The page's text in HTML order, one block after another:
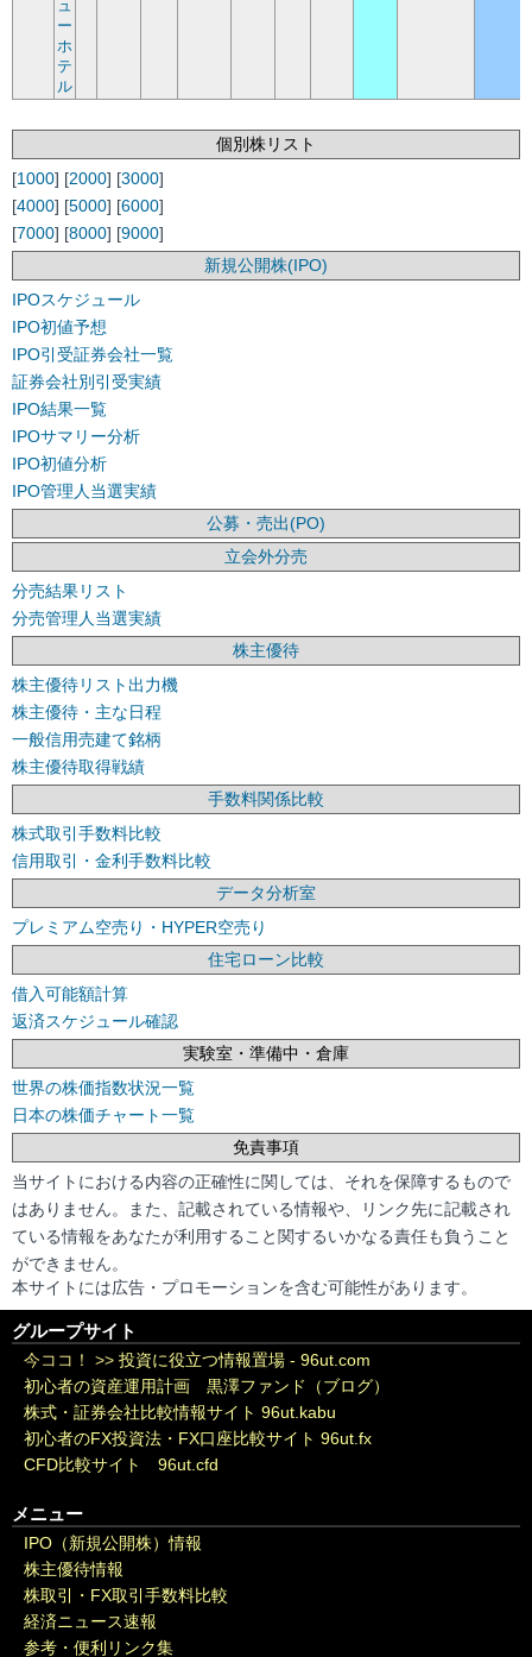
ュ
ー
ホ
テ
ル
個別株リスト
[1000] [2000] [3000]
[4000] [5000] [6000]
[7000] [8000] [9000]
新規公開株(IPO)
IPOスケジュール
IPO初値予想
IPO引受証券会社一覧
証券会社別引受実績
IPO結果一覧
IPOサマリー分析
IPO初値分析
IPO管理人当選実績
公募・売出(PO)
立会外分売
分売結果リスト
分売管理人当選実績
株主優待
株主優待リスト出力機
株主優待・主な日程
一般信用売建て銘柄
株主優待取得戦績
手数料関係比較
株式取引手数料比較
信用取引・金利手数料比較
データ分析室
プレミアム空売り・HYPER空売り
住宅ローン比較
借入可能額計算
返済スケジュール確認
実験室・準備中・倉庫
世界の株価指数状況一覧
日本の株価チャート一覧
免責事項
当サイトにおける内容の正確性に関しては、それを保障するもので
はありません。また、記載されている情報や、リンク先に記載され
ている情報をあなたが利用すること関するいかなる責任も負うこと
ができません。
本サイトには広告・プロモーションを含む可能性があります。
グループサイト
今ココ！ >> 投資に役立つ情報置場 - 96ut.com
初心者の資産運用計画 黒澤ファンド（ブログ）
株式・証券会社比較情報サイト 96ut.kabu
初心者のFX投資法・FX口座比較サイト 96ut.fx
CFD比較サイト 96ut.cfd
メニュー
IPO（新規公開株）情報
株主優待情報
株取引・FX取引手数料比較
経済ニュース速報
参考・便利リンク集